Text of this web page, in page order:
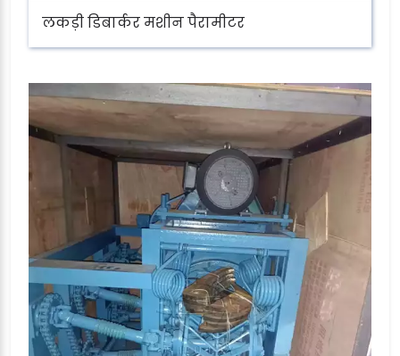
लकड़ी डिबार्कर मशीन पैरामीटर